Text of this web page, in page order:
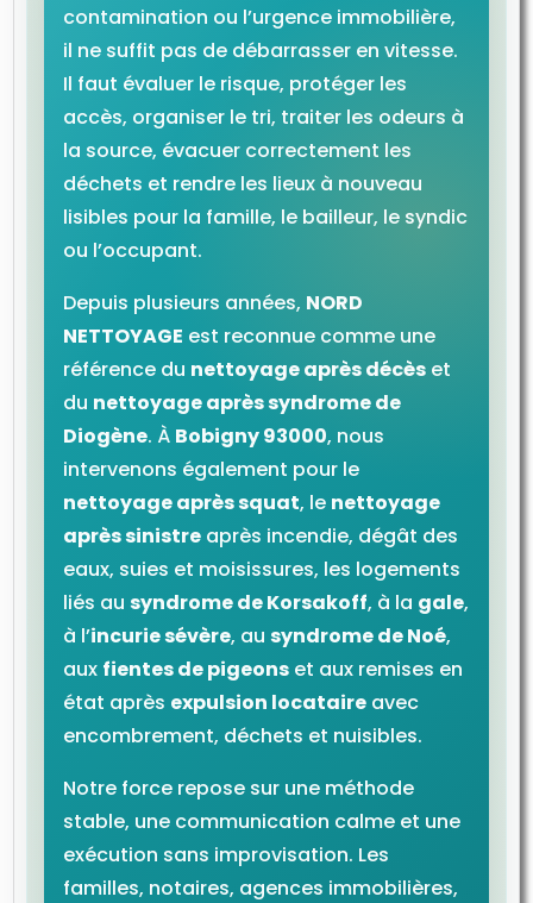
contamination ou l’urgence immobilière,
il ne suffit pas de débarrasser en vitesse.
Il faut évaluer le risque, protéger les
accès, organiser le tri, traiter les odeurs à
la source, évacuer correctement les
déchets et rendre les lieux à nouveau
lisibles pour la famille, le bailleur, le syndic
ou l’occupant.
Depuis plusieurs années, NORD
NETTOYAGE est reconnue comme une
référence du nettoyage après décès et
du nettoyage après syndrome de
Diogène. À Bobigny 93000, nous
intervenons également pour le
nettoyage après squat, le nettoyage
après sinistre après incendie, dégât des
eaux, suies et moisissures, les logements
liés ausyndrome de Korsakoff, à la gale,
à l’incurie sévère, ausyndrome de Noé,
aux fientes de pigeons et aux remises en
état après expulsion locataire avec
encombrement, déchets et nuisibles.
Notre force repose sur une méthode
stable, une communication calme et une
exécution sans improvisation. Les
familles, notaires, agences immobilières,